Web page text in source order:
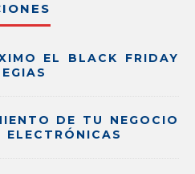
EL BLACK FRIDAY
DE TU NEGOCIO
ELECTRÓNICAS